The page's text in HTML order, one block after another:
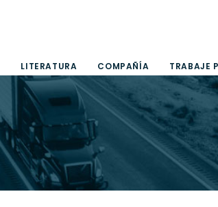
LITERATURA COMPAÑÍA TRABAJE